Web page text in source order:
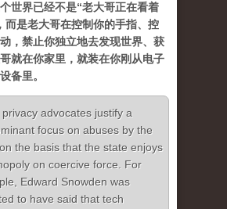
世界已经不是“老大哥正在看着
而是老大哥在控制你的手指、控
，禁止你独立地去发现世界、获
就在你家里，就装在你刚从电子
备里。
privacy advocates justify a
focus on abuses by the
the basis that the state enjoys
on coercive force. For
Edward Snowden was
to have said that tech